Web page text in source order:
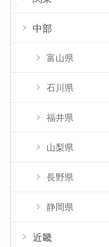
中部
富山県
石川県
福井県
山梨県
長野県
静岡県
近畿